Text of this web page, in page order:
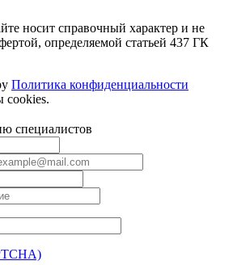
носит справочный характер и не
определяемой статьей 437 ГК
Политика конфиденциальности
cookies.
специалистов